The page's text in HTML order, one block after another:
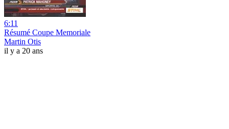
6:11
Résumé Coupe Memoriale
Martin Otis
il y a 20 ans